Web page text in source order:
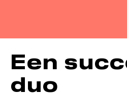
Een
duo